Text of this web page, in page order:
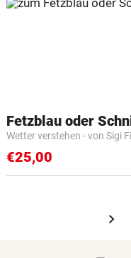
Fetzblau oder
Wetter verstehen - von Sigi
€25,00
chevron_right